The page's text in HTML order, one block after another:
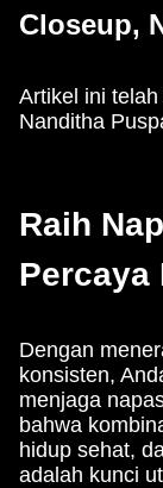
Closeup,
Artikel ini
Nanditha
Raih
Percaya
Dengan
konsisten,
menjaga
bahwa
hidup sehat,
adalah kunci